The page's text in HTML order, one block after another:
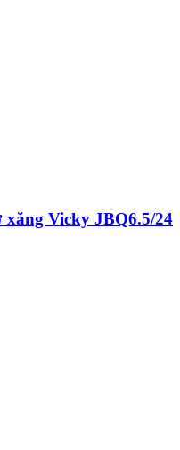
xăng Vicky JBQ6.5/24